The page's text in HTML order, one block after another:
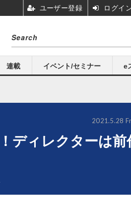
連載 イベント/セミナー e
ディレクターは前
2021.5.28
ユーザー登録 ログイ